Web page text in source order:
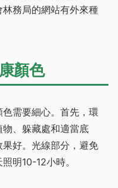
務局的網站有外來種
顏色
需要細心。首先，環
、躲藏處和適當底
好。光線部分，避免
明10-12小時。